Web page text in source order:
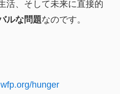
活、そして未来に直接的
ルな問題なのです。
hunger